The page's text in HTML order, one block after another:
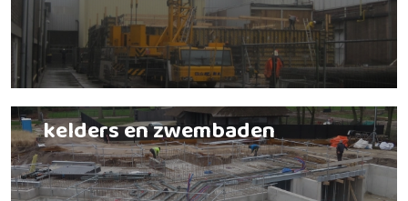
kelders en zwembaden